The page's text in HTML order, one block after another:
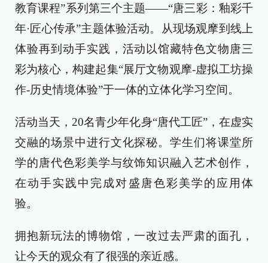
教育课程”系列第三个主题——“唐三彩：釉彩千
年·匠心传承”主题体验活动。从现场观摩到线上
体验再到动手实践，活动以馆藏特色文物唐三
彩为核心，构建起集“展厅文物观摩-虚拟工坊操
作-历史情境体验”于一体的立体化学习空间。
活动当天，20名青少年化身“唐代工匠”，在虚实
交融的场景中进行文化探秘。学生们将课堂所
学的唐代色彩美学与纹饰知识融入艺术创作，
在动手实践中完成对盛唐色彩美学的应用体
验。
拥抱新玩法的博物馆，一改过去严肃的面孔，
让今天的观众有了很强的亲近感。